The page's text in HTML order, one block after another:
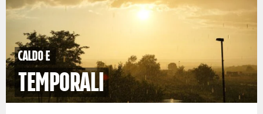
caldo e
temporali